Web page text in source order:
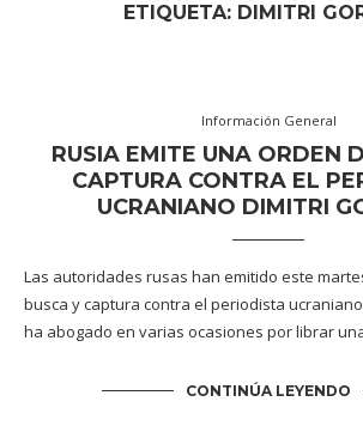
ETIQUETA: DIMITRI
Información General
RUSIA EMITE UNA ORDEN
CAPTURA CONTRA EL
UCRANIANO DIMITRI
Las autoridades rusas han emitido este
busca y captura contra el periodista
ha abogado en varias ocasiones por librar
CONTINÚA LEYENDO